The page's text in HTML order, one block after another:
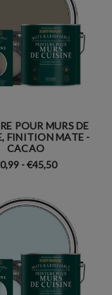
POUR MURS DE
FINITION MATE -
CACAO
- €45,50